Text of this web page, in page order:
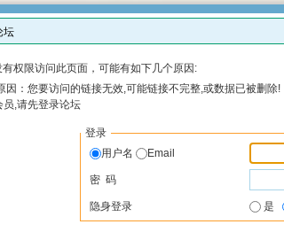
坛
权限访问此页面，可能有如下几个原因:
因：您要访问的链接无效,可能链接不完整,或数据已被删除!
,请先登录论坛
登录
用户名
Email
密 码
隐身登录 是